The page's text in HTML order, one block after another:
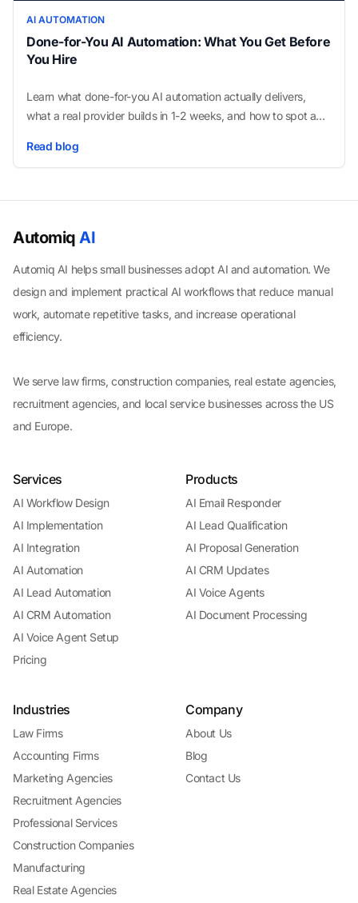
AI AUTOMATION
Done-for-You AI Automation: What You Get Before
You Hire
Learn what done-for-you AI automation actually delivers,
what a real provider builds in 1-2 weeks, and how to spot a
Read blog
Automiq AI
Automiq AI helps small businesses adopt AI and automation. We
design and implement practical AI workflows that reduce manual
work, automate repetitive tasks, and increase operational
efficiency.
We serve law firms, construction companies, real estate agencies,
recruitment agencies, and local service businesses across the US
and Europe.
Services
AI Workflow Design
AI Implementation
AI Integration
AI Automation
AI Lead Automation
AI CRM Automation
AI Voice Agent Setup
Pricing
Products
AI Email Responder
AI Lead Qualification
AI Proposal Generation
AI CRM Updates
AI Voice Agents
AI Document Processing
Industries
Law Firms
Accounting Firms
Marketing Agencies
Recruitment Agencies
Professional Services
Construction Companies
Manufacturing
Real Estate Agencies
Company
About Us
Blog
Contact Us